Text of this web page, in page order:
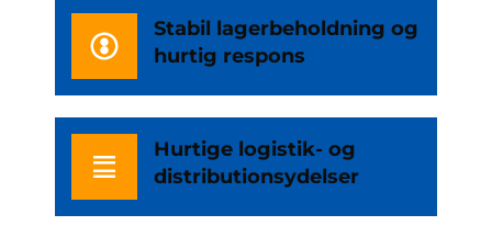
Stabil lagerbeholdning og
hurtig respons
Hurtige logistik- og
distributionsydelser